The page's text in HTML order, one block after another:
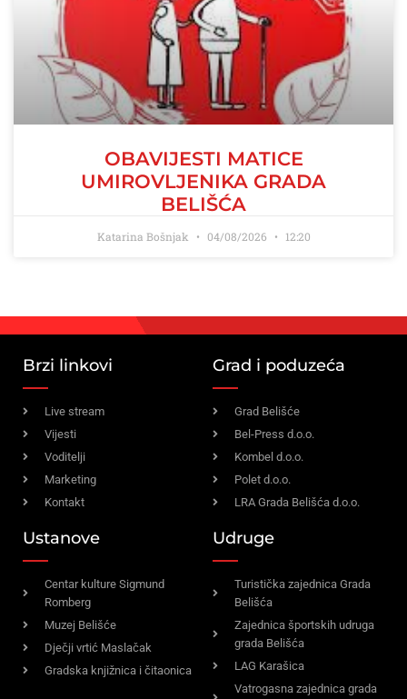
OBAVIJESTI MATICE
UMIROVLJENIKA GRADA
BELIŠĆA
Katarina Bošnjak 04/08/2026 12:20
Brzi linkovi
Live stream
Vijesti
Voditelji
Marketing
Kontakt
Grad i poduzeća
Grad Belišće
Bel-Press d.o.o.
Kombel d.o.o.
Polet d.o.o.
LRA Grada Belišća d.o.o.
Ustanove
Centar kulture Sigmund
Romberg
Muzej Belišće
Dječji vrtić Maslačak
Gradska knjižnica i čitaonica
Udruge
Turistička zajednica Grada
Belišća
Zajednica športskih udruga
grada Belišća
LAG Karašica
Vatrogasna zajednica grada